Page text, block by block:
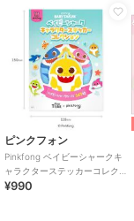
ピンクフォン
Pinkfong ベイビーシャークキ
ャラクターステッカーコレク
ション
¥990